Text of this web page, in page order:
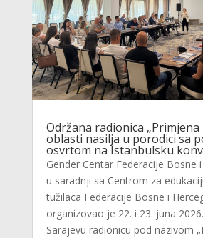
Održana radionica
oblasti nasilja u porodici sa
osvrtom na Istanbulsku
Gender Centar Federacije Bosne
u saradnji sa Centrom za
tužilaca Federacije Bosne i
organizovao je 22. i 23. juna
Sarajevu radionicu pod nazivom